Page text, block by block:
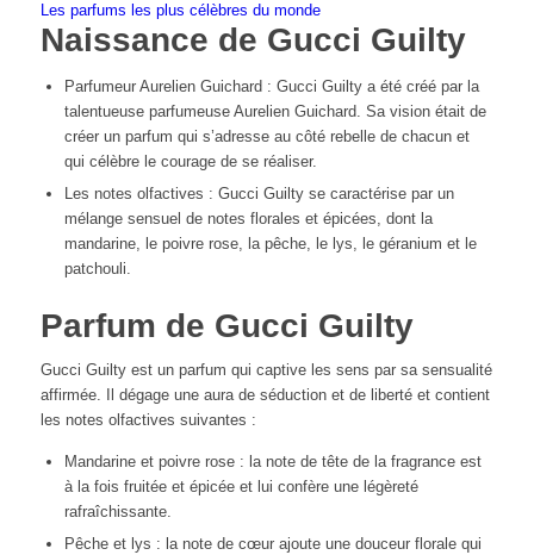
Les parfums les plus célèbres du monde
Naissance de Gucci Guilty
Parfumeur Aurelien Guichard : Gucci Guilty a été créé par la
talentueuse parfumeuse Aurelien Guichard. Sa vision était de
créer un parfum qui s’adresse au côté rebelle de chacun et
qui célèbre le courage de se réaliser.
Les notes olfactives : Gucci Guilty se caractérise par un
mélange sensuel de notes florales et épicées, dont la
mandarine, le poivre rose, la pêche, le lys, le géranium et le
patchouli.
Parfum de Gucci Guilty
Gucci Guilty est un parfum qui captive les sens par sa sensualité
affirmée. Il dégage une aura de séduction et de liberté et contient
les notes olfactives suivantes :
Mandarine et poivre rose : la note de tête de la fragrance est
à la fois fruitée et épicée et lui confère une légèreté
rafraîchissante.
Pêche et lys : la note de cœur ajoute une douceur florale qui